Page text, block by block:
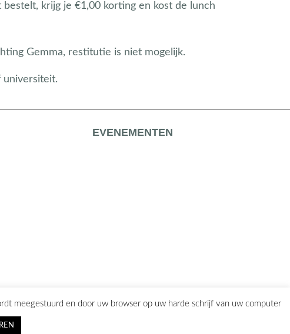
krijg je €1,00 korting en kost de lunch
Gemma, restitutie is niet mogelijk.
universiteit.
EVENEMENTEN
meegestuurd en door uw browser op uw harde schrijf van uw computer